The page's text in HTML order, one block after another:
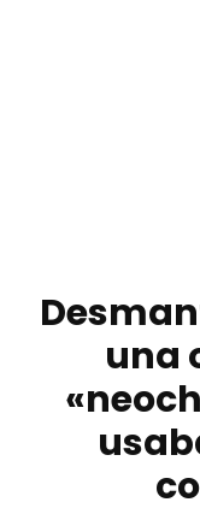
una